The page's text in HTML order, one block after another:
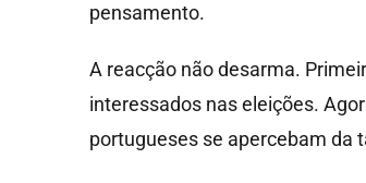
pensamento.
A reacção não desarma.
interessados nas eleições.
portugueses se apercebam da